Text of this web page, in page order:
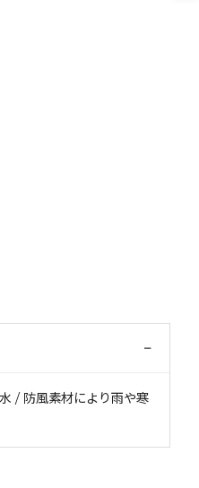
−
/ 防風素材により雨や寒